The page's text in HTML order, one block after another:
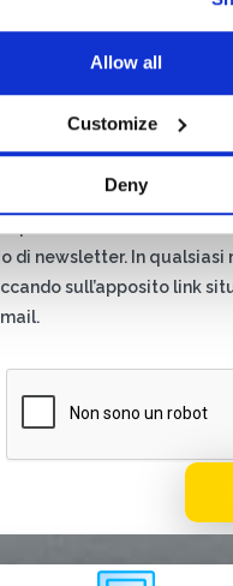
Allow all
Customize
Deny
dei miei dati
Privacy Policydi Basic S.r.l .
casella accetti di
di newsletter. In
sull’apposito link